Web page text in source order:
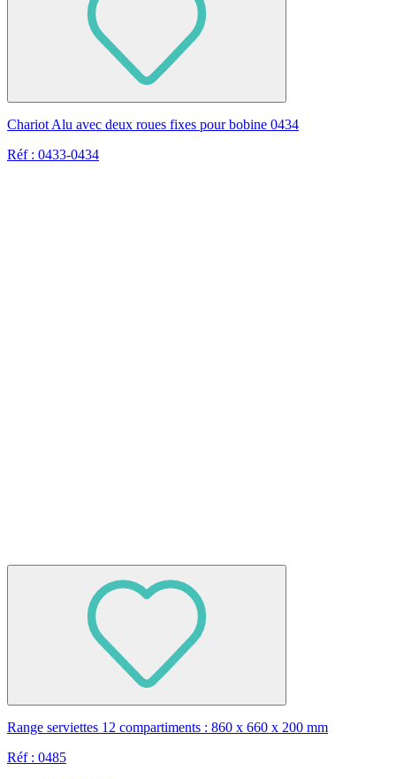
Chariot Alu avec deux roues fixes pour bobine 0434
Réf : 0433-0434
Range serviettes 12 compartiments : 860 x 660 x 200 mm
Réf : 0485